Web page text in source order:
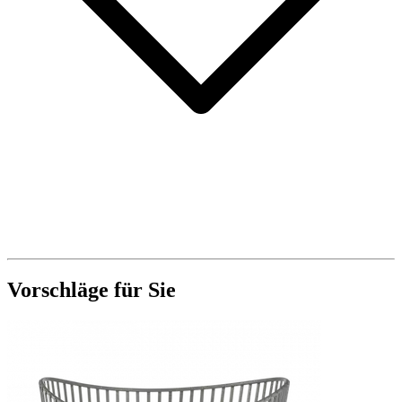
Vorschläge für Sie